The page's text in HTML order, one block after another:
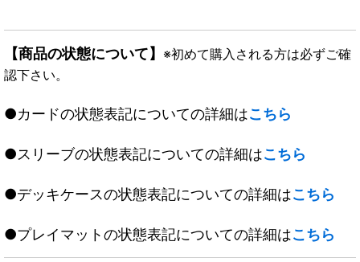
【商品の状態について】 ※初めて購入される方は必ずご確
認下さい。
●カードの状態表記についての詳細はこちら
●スリーブの状態表記についての詳細はこちら
●デッキケースの状態表記についての詳細はこちら
●プレイマットの状態表記についての詳細はこちら